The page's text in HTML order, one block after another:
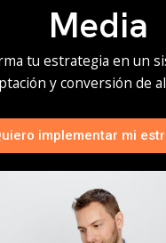
Media
tu estrategia en un
y conversión de
implementar mi